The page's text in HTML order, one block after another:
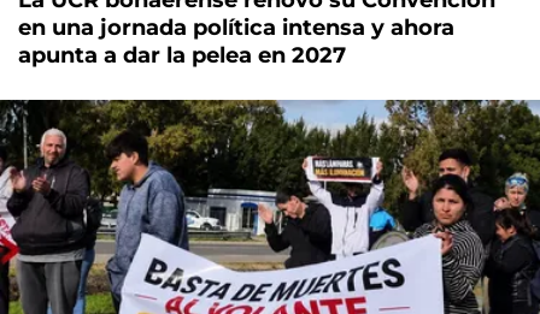
en una jornada política intensa y ahora
apunta a dar la pelea en 2027